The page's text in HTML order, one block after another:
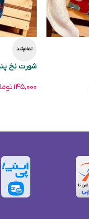
تمام‌شد
شورت نخ
۱۴۵,۰۰۰